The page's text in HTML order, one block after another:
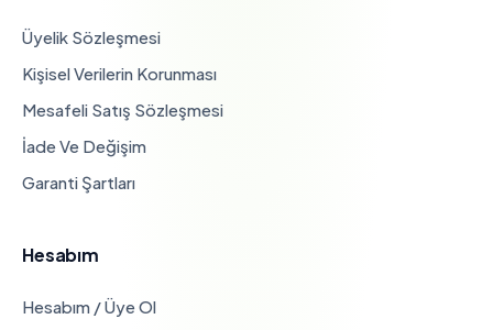
Üyelik Sözleşmesi
Kişisel Verilerin Korunması
Mesafeli Satış Sözleşmesi
İade Ve Değişim
Garanti Şartları
Hesabım
Hesabım / Üye Ol